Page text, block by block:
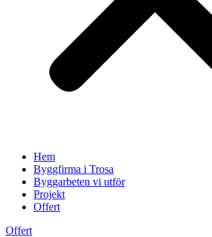
Hem
Byggfirma i Trosa
Byggarbeten vi utför
Projekt
Offert
Offert